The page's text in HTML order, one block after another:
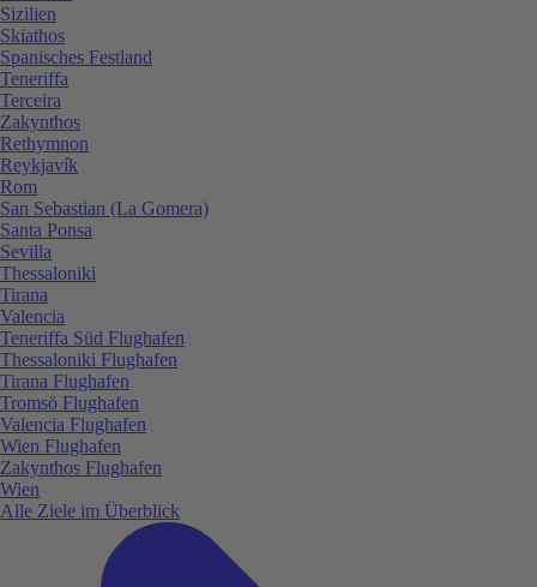
Sizilien
Skiathos
Spanisches Festland
Teneriffa
Terceira
Zakynthos
Rethymnon
Reykjavík
Rom
San Sebastian (La Gomera)
Santa Ponsa
Sevilla
Thessaloniki
Tirana
Valencia
Teneriffa Süd Flughafen
Thessaloniki Flughafen
Tirana Flughafen
Tromsö Flughafen
Valencia Flughafen
Wien Flughafen
Zakynthos Flughafen
Wien
Alle Ziele im Überblick